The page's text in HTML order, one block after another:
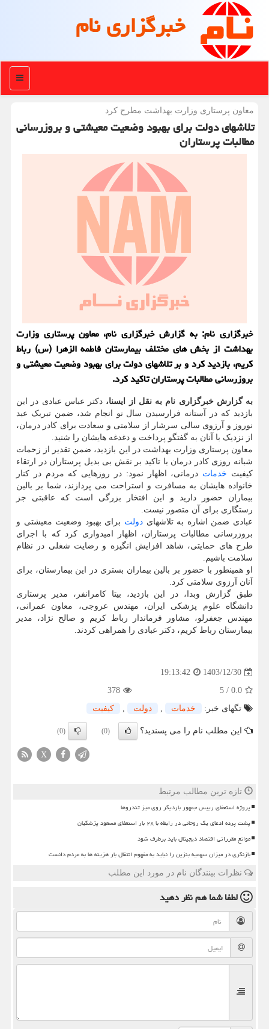
خبرگزاری نام
منو
معاون پرستاری وزارت بهداشت مطرح كرد
تلاشهای دولت برای بهبود وضعیت معیشتی و بروزرسانی
مطالبات پرستاران
خبرگزاری نام: به گزارش خبرگزاری نام، معاون پرستاری وزارت
بهداشت از بخش های مختلف بیمارستان فاطمه الزهرا (س) رباط
کریم، بازدید کرد و بر تلاشهای دولت برای بهبود وضعیت معیشتی و
بروزرسانی مطالبات پرستاران تاکید کرد.
به گزارش خبرگزاری نام به نقل از ایسنا، دکتر عباس عبادی در این
بازدید که در آستانه فرارسیدن سال نو انجام شد، ضمن تبریک عید
نوروز و آرزوی سالی سرشار از سلامتی و سعادت برای کادر درمان،
از نزدیک با آنان به گفتگو پرداخت و دغدغه هایشان را شنید.
معاون پرستاری وزارت بهداشت در این بازدید، ضمن تقدیر از زحمات
شبانه روزی کادر درمان با تاکید بر نقش بی بدیل پرستاران در ارتقاء
کیفیت خدمات درمانی، اظهار نمود: در روزهایی که مردم در کنار
خانواده هایشان به مسافرت و استراحت می پردازند، شما بر بالین
بیماران حضور دارید و این افتخار بزرگی است که عاقبتی جز
رستگاری برای آن متصور نیست.
عبادی ضمن اشاره به تلاشهای دولت برای بهبود وضعیت معیشتی و
بروزرسانی مطالبات پرستاران، اظهار امیدواری کرد که با اجرای
طرح های حمایتی، شاهد افزایش انگیزه و رضایت شغلی در نظام
سلامت باشیم.
او همینطور با حضور بر بالین بیماران بستری در این بیمارستان، برای
آنان آرزوی سلامتی کرد.
طبق گزارش وبدا، در این بازدید، بیتا کامرانفر، مدیر پرستاری
دانشگاه علوم پزشکی ایران، مهندس عروجی، معاون عمرانی،
مهندس جعفرلو، مشاور فرماندار رباط کریم و صالح نژاد، مدیر
بیمارستان رباط کریم، دکتر عبادی را همراهی کردند.
1403/12/30
19:13:42
0.0
/
5
378
تگهای خبر:
خدمات , دولت , كیفیت
این مطلب نام را می پسندید؟ (0)
(0)
X
تازه ترین مطالب مرتبط
پروژه استعفای رییس جمهور باردیگر روی میز تندروها
پشت پرده ادعای یک روحانی در رابطه با ۲۸ بار استعفای مسعود پزشکیان
موانع مقرراتی اقتصاد دیجیتال باید برطرف شود
بازنگری در میزان سهمیه بنزین را نباید به مفهوم انتقال بار هزینه ها به مردم دانست
نظرات بینندگان نام در مورد این مطلب
لطفا شما همنظر دهید